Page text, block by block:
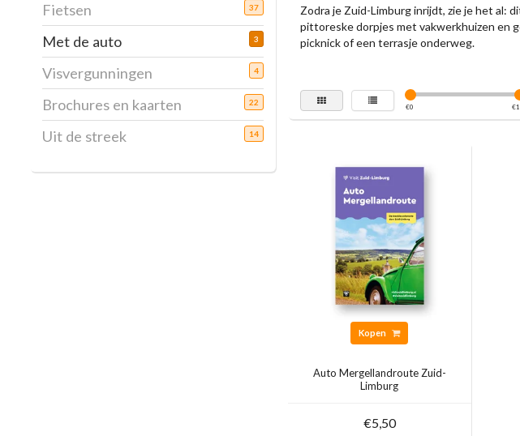
Fietsen 37
Met de auto 3
Visvergunningen 4
Brochures en kaarten 22
Uit de streek 14
Zodra je Zuid-Limburg inrijdt, zie je het al:
pittoreske dorpjes met vakwerkhuizen en
picknick of een terrasje onderweg.
€0 €
Kopen
Auto Mergellandroute Zuid-
Limburg
€5,50